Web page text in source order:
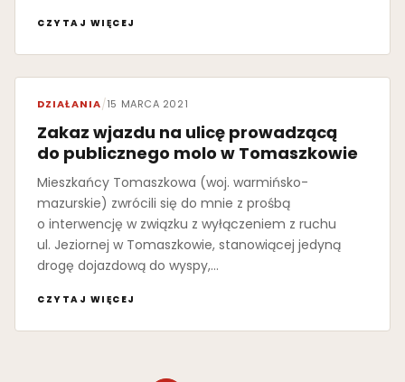
CZYTAJ WIĘCEJ
DZIAŁANIA/15 MARCA 2021
Zakaz wjazdu na ulicę prowadzącą
do publicznego molo w Tomaszkowie
Mieszkańcy Tomaszkowa (woj. warmińsko-
mazurskie) zwrócili się do mnie z prośbą
o interwencję w związku z wyłączeniem z ruchu
ul. Jeziornej w Tomaszkowie, stanowiącej jedyną
drogę dojazdową do wyspy,…
CZYTAJ WIĘCEJ